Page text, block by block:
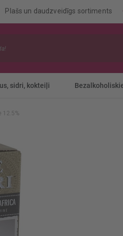
Plašs un daudzveidīgs sortiments
sidri, kokteiļi
12.5%